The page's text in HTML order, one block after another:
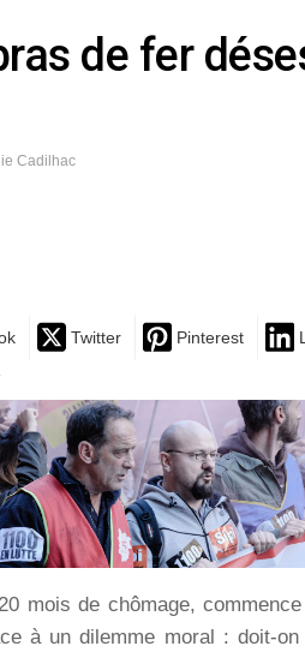
de fer
Cadilhac
Twitter Pinterest
mois de chômage,
à un dilemme moral : doit-